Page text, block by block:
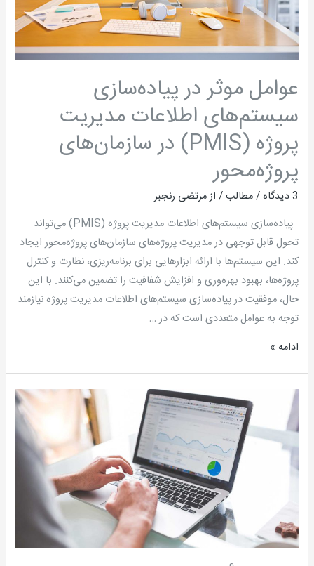
عوامل موثر در پیاده‌سازی
سیستم‌های اطلاعات مدیریت
پروژه (PMIS) در سازمان‌های
پروژه‌محور
3 دیدگاه /مطالب/ ازمرتضی رنجبر
پیاده‌سازی سیستم‌های اطلاعات مدیریت پروژه (PMIS) می‌تواند
تحول قابل توجهی در مدیریت پروژه‌های سازمان‌های پروژه‌محور ایجاد
کند. این سیستم‌ها با ارائه ابزارهایی برای برنامه‌ریزی، نظارت و کنترل
پروژه‌ها، بهبود بهره‌وری و افزایش شفافیت را تضمین می‌کنند. با این
حال، موفقیت در پیاده‌سازی سیستم‌های اطلاعات مدیریت پروژه نیازمند
توجه به عوامل متعددی است که در …
پروژه
در
پروژه‌محور
ادامه »
بررسی
تأثیرات
و
پیامدهای
به‌کارگیری
مدیریت
پروژه